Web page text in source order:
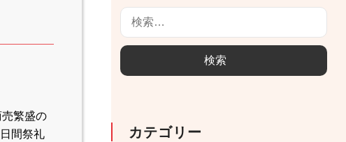
カテゴリー
繁盛の
間祭礼